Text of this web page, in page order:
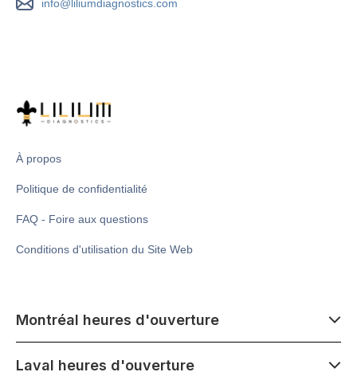
info@liliumdiagnostics.com
À propos
Politique de confidentialité
FAQ - Foire aux questions
Conditions d'utilisation du Site Web
Montréal heures d'ouverture
Lundi - Samedi
Laval heures d'ouverture